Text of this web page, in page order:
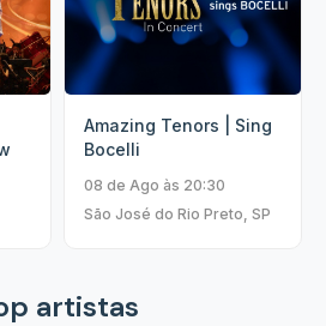
Amazing Tenors | Sing
Bocelli
08 de Ago às 20:30
São José do Rio Preto, SP
artistas